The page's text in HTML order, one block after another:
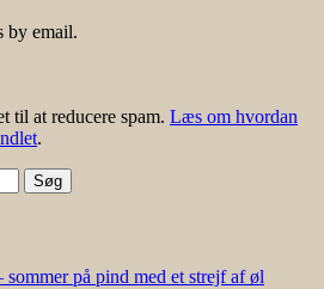
by email.
til at reducere spam. Læs om hvordan
.
på pind med et strejf af øl